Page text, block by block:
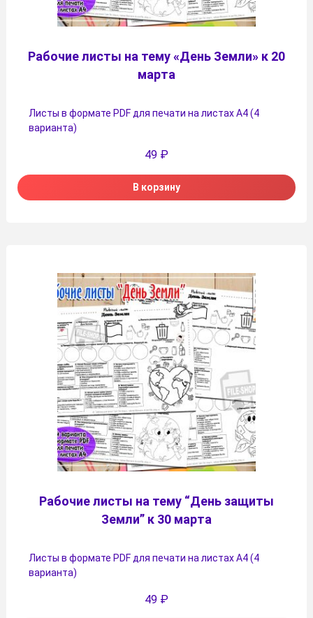
Рабочие листы на тему «День Земли» к 20
марта
Листы в формате PDF для печати на листах А4 (4
варианта)
49 ₽
В корзину
Рабочие листы на тему “День защиты
Земли” к 30 марта
Листы в формате PDF для печати на листах А4 (4
варианта)
49 ₽